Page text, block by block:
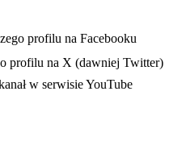
nowej karcieprofilu na Facebooku
profilu na X (dawniej Twitter)
karcie
w serwisie YouTube